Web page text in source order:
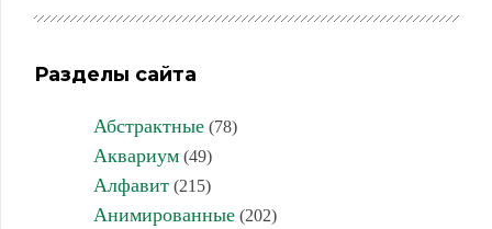
Разделы сайта
Абстрактные(78)
Аквариум(49)
Алфавит(215)
Анимированные(202)